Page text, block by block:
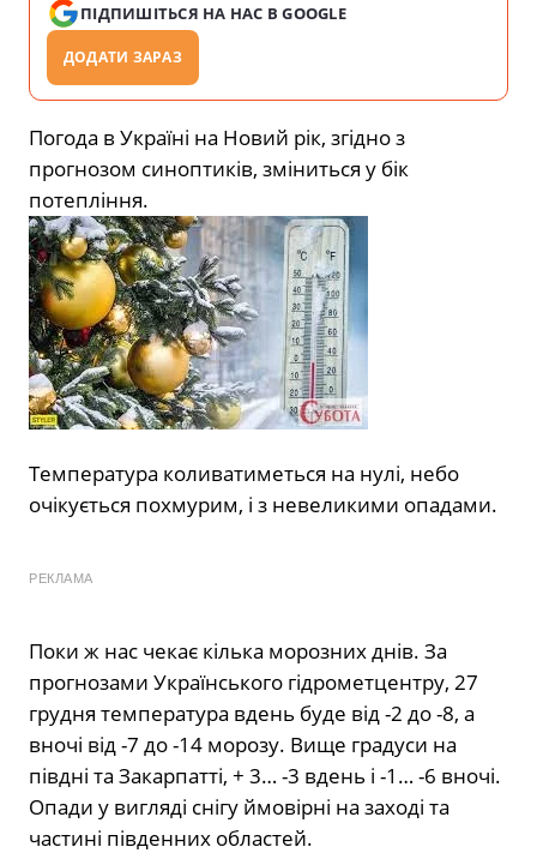
ПІДПИШІТЬСЯ НА НАС В GOOGLE
ДОДАТИ ЗАРАЗ
Погода в Україні на Новий рік, згідно з
прогнозом синоптиків, зміниться у бік
потепління.
Температура коливатиметься на нулі, небо
очікується похмурим, і з невеликими опадами.
РЕКЛАМА
Поки ж нас чекає кілька морозних днів. За
прогнозами Українського гідрометцентру, 27
грудня температура вдень буде від -2 до -8, а
вночі від -7 до -14 морозу. Вище градуси на
півдні та Закарпатті, + 3… -3 вдень і -1… -6 вночі.
Опади у вигляді снігу ймовірні на заході та
частині південних областей.